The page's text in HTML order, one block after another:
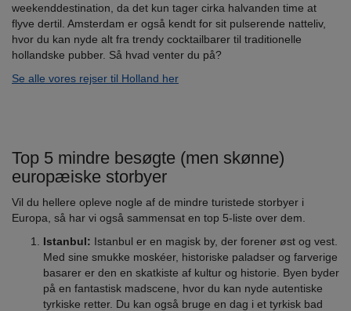
weekenddestination, da det kun tager cirka halvanden time at
flyve dertil. Amsterdam er også kendt for sit pulserende natteliv,
hvor du kan nyde alt fra trendy cocktailbarer til traditionelle
hollandske pubber. Så hvad venter du på?
Se alle vores rejser til Holland her
Top 5 mindre besøgte (men skønne)
europæiske storbyer
Vil du hellere opleve nogle af de mindre turistede storbyer i
Europa, så har vi også sammensat en top 5-liste over dem.
Istanbul: Istanbul er en magisk by, der forener øst og vest.
Med sine smukke moskéer, historiske paladser og farverige
basarer er den en skatkiste af kultur og historie. Byen byder
på en fantastisk madscene, hvor du kan nyde autentiske
tyrkiske retter. Du kan også bruge en dag i et tyrkisk bad